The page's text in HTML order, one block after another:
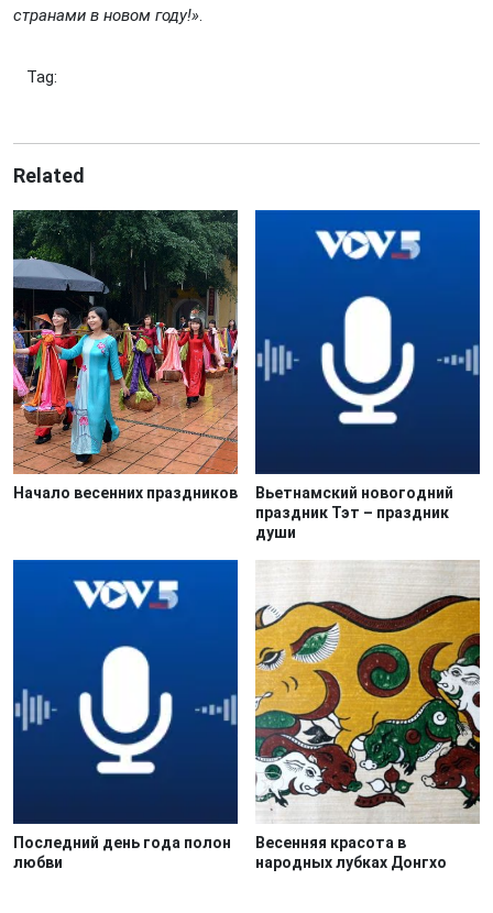
странами в новом году!».
Tag:
Related
Начало весенних праздников
Вьетнамский новогодний
праздник Тэт – праздник
души
Последний день года полон
любви
Весенняя красота в
народных лубках Донгхо